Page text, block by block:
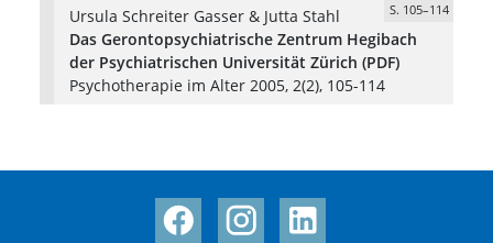
Ursula Schreiter Gasser & Jutta Stahl
S. 105–114
Das Gerontopsychiatrische Zentrum Hegibach
der Psychiatrischen Universität Zürich (PDF)
Psychotherapie im Alter 2005, 2(2), 105-114